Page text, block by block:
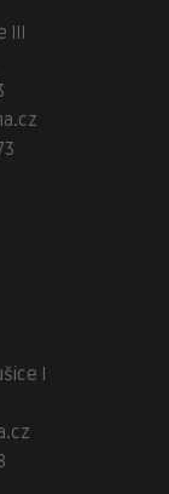
III
I